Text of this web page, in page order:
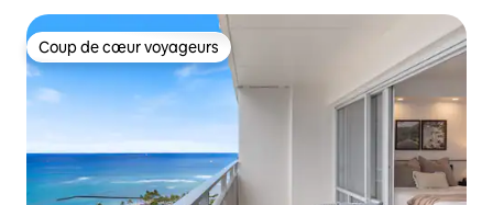
Coup de cœur voyageurs
Coup de cœur voyageurs